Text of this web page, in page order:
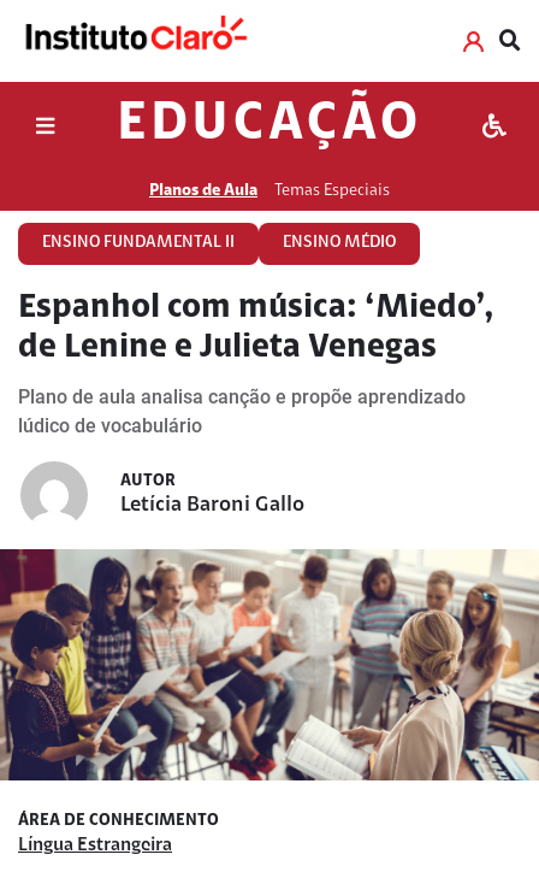
EDUCAÇÃO
Planos de Aula Temas Especiais
ENSINO FUNDAMENTAL II ENSINO MÉDIO
Espanhol com música: ‘Miedo’,
de Lenine e Julieta Venegas
Plano de aula analisa canção e propõe aprendizado
lúdico de vocabulário
AUTOR
Letícia Baroni Gallo
ÁREA DE CONHECIMENTO
Língua Estrangeira